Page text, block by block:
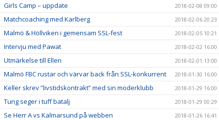
Girls Camp – uppdate 2018-02-08 09:00
Matchcoaching med Karlberg 2018-02-06 20:23
Malmö & Höllviken i gemensam SSL-fest 2018-02-05 10:21
Intervju med Pawat 2018-02-02 16:00
Utmärkelse till Ellen 2018-02-01 13:00
Malmö FBC rustar och värvar back från SSL-konkurrent 2018-01-30 16:00
Keller skrev ”livstidskontrakt” med sin moderklubb 2018-01-29 16:00
Tung seger i tuff batalj 2018-01-29 00:29
Se Herr A vs Kalmarsund på webben 2018-01-26 16:41